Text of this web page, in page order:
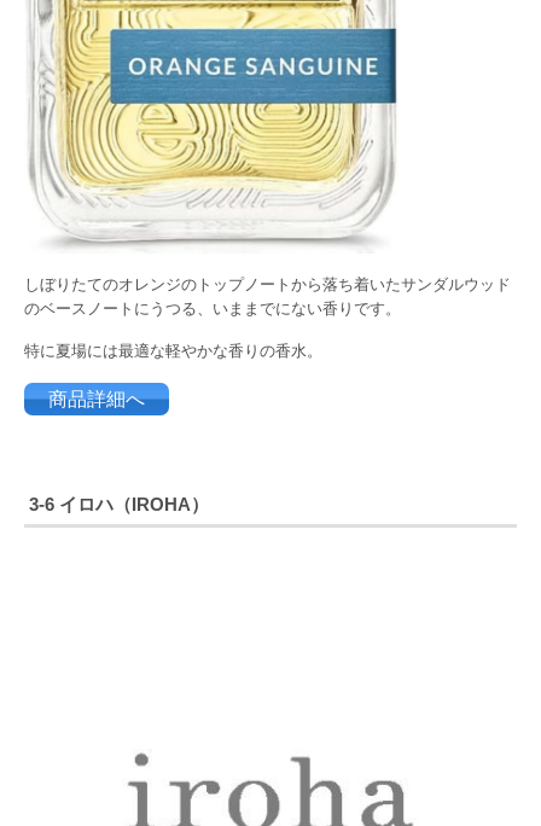
しぼりたてのオレンジのトップノートから落ち着いたサンダルウッド
のベースノートにうつる、いままでにない香りです。
特に夏場には最適な軽やかな香りの香水。
商品詳細へ
3-6 イロハ（IROHA）